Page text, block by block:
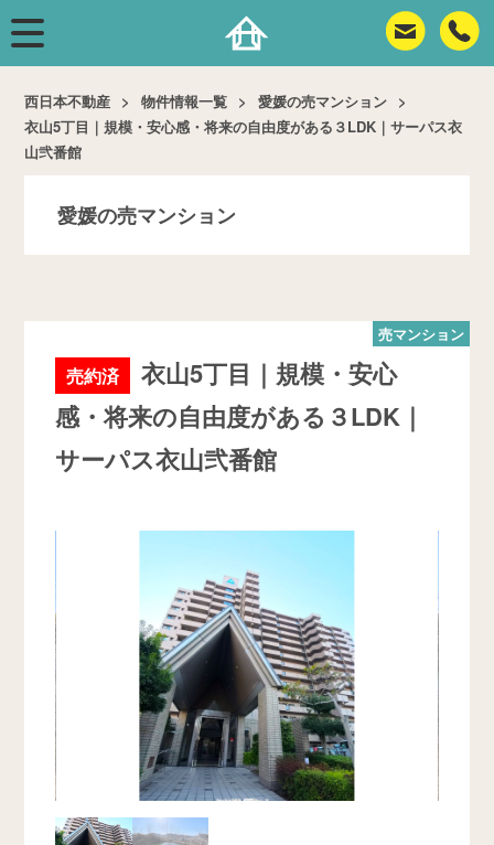
西日本不動産 物件情報一覧
愛媛の売マンション
衣山5丁目｜規模・安心感・将来の自由度がある３LDK｜サーパス衣
山弐番館
愛媛の売マンション
売マンション
売約済
衣山5丁目｜規模・安心
感・将来の自由度がある３LDK｜
サーパス衣山弐番館